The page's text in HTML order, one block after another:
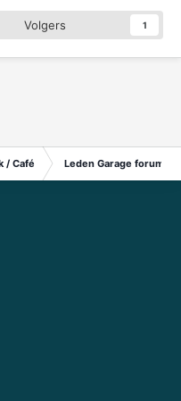
Volgers 1
/ Café Leden Garage forum